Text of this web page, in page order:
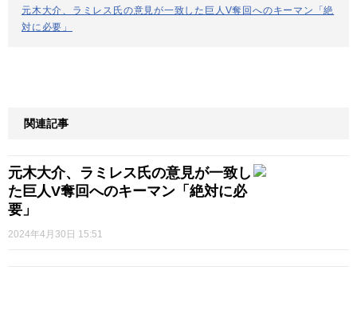
元木大介、ラミレス氏の意見が一致した巨人V奪回へのキーマン「絶
対に必要」
関連記事
元木大介、ラミレス氏の意見が一致し
た巨人V奪回へのキーマン「絶対に必
要」
2024年4月30日 15:51